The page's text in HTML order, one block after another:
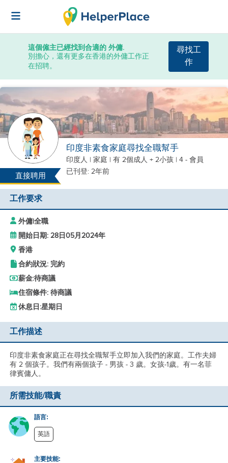
這個僱主已經找到合適的 外傭.
別擔心，還有更多在香港的外傭工作正
在招聘。
尋找工
作
直接聘用
印度非素食家庭尋找全職幫手
印度人 | 家庭 | 有 2個成人 + 2小孩 | 4 - 會員
已刊登: 2年前
工作要求
外傭|全職
開始日期: 28日05月2024年
香港
合約狀況: 完約
薪金:待商議
住宿條件: 待商議
休息日:星期日
工作描述
印度非素食家庭正在尋找全職幫手立即加入我們的家庭。工作夫婦
有 2 個孩子。我們有兩個孩子 - 男孩 - 3 歲。女孩-1歲。有一名菲
律賓傭人。
所需技能/職責
語言:
英語
主要技能: